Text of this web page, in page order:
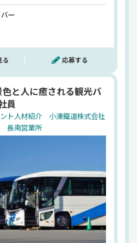
じめ、小湊バス・鉄道の乗り放
戦無料など、小湊グループなら
っぷり。毎日家に帰れて、プラ
、そんな"地元密着ワーク"を始
小湊タクシー株式会社】でのお
ー
る 応募する
と人に癒される観光バ
員
ント人材紹介 小湊鐵道株式会社
長南営業所